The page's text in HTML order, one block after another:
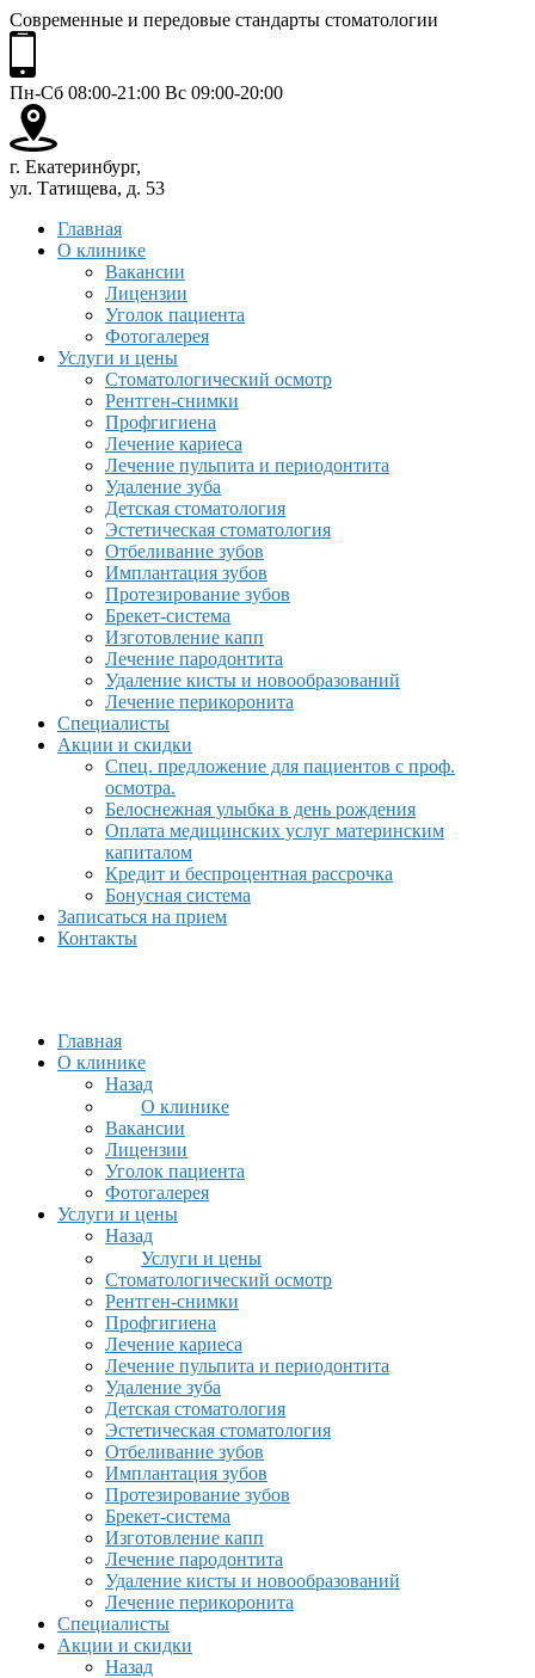
Современные и передовые стандарты стоматологии
Пн-Сб 08:00-21:00 Вс 09:00-20:00
г. Екатеринбург,
ул. Татищева, д. 53
Главная
О клинике
Вакансии
Лицензии
Уголок пациента
Фотогалерея
Услуги и цены
Стоматологический осмотр
Рентген-снимки
Профгигиена
Лечение кариеса
Лечение пульпита и периодонтита
Удаление зуба
Детская стоматология
Эстетическая стоматология
Отбеливание зубов
Имплантация зубов
Протезирование зубов
Брекет-система
Изготовление капп
Лечение пародонтита
Удаление кисты и новообразований
Лечение перикоронита
Специалисты
Акции и скидки
Спец. предложение для пациентов с проф.
осмотра.
Белоснежная улыбка в день рождения
Оплата медицинских услуг материнским
капиталом
Кредит и беспроцентная рассрочка
Бонусная система
Записаться на прием
Контакты
Главная
О клинике
Назад
О клинике
Вакансии
Лицензии
Уголок пациента
Фотогалерея
Услуги и цены
Назад
Услуги и цены
Стоматологический осмотр
Рентген-снимки
Профгигиена
Лечение кариеса
Лечение пульпита и периодонтита
Удаление зуба
Детская стоматология
Эстетическая стоматология
Отбеливание зубов
Имплантация зубов
Протезирование зубов
Брекет-система
Изготовление капп
Лечение пародонтита
Удаление кисты и новообразований
Лечение перикоронита
Специалисты
Акции и скидки
Назад